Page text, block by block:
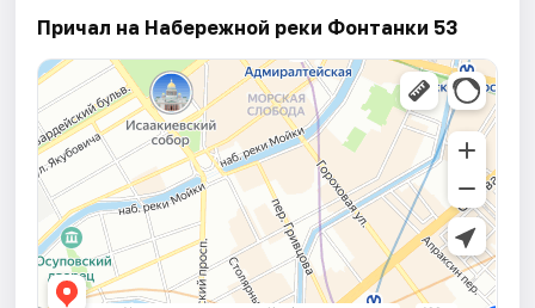
Причал на Набережной реки Фонтанки 53